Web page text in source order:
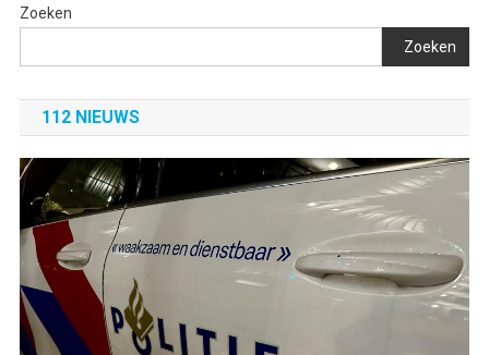
Zoeken
Zoeken
112 NIEUWS